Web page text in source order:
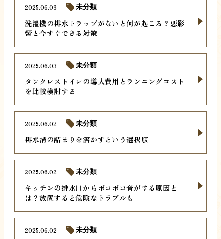
洗濯機の排水トラップがないと何が起こる？悪影
響と今すぐできる対策
2025.06.03 未分類
タンクレストイレの導入費用とランニングコスト
を比較検討する
2025.06.03 未分類
排水溝の詰まりを溶かすという選択肢
2025.06.02 未分類
キッチンの排水口からボコボコ音がする原因と
は？放置すると危険なトラブルも
2025.06.02 未分類
2025.06.02 未分類